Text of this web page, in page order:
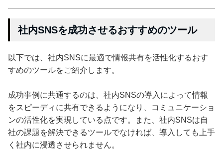
社内SNSを成功させるおすすめのツール
以下では、社内SNSに最適で情報共有を活性化するおす
すめのツールをご紹介します。
成功事例に共通するのは、社内SNSの導入によって情報
をスピーディに共有できるようになり、コミュニケーショ
ンの活性化を実現している点です。また、社内SNSは自
社の課題を解決できるツールでなければ、導入しても上手
く社内に浸透させられません。